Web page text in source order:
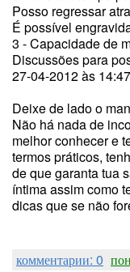
Posso regressar
É possível
3 - Capacidade de
Discussões para
27-04-2012 às
Deixe de lado o
Não há nada de
melhor conhecer e
termos práticos,
de que garanta tua
íntima assim como
dicas que se não
комментарии: 0